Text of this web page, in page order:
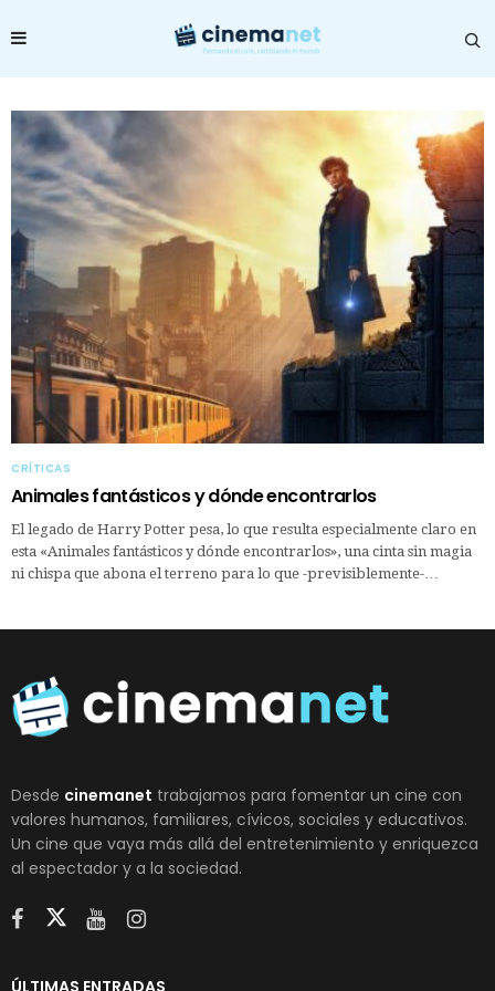
CRÍTICAS
Animales fantásticos y dónde encontrarlos
El legado de Harry Potter pesa, lo que resulta especialmente claro en
esta «Animales fantásticos y dónde encontrarlos», una cinta sin magia
ni chispa que abona el terreno para lo que -previsiblemente-…
Desde cinemanet trabajamos para fomentar un cine con
valores humanos, familiares, cívicos, sociales y educativos.
Un cine que vaya más allá del entretenimiento y enriquezca
al espectador y a la sociedad.
ÚLTIMAS ENTRADAS